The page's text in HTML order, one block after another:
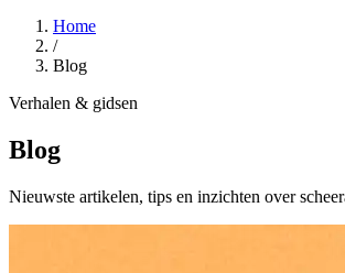
Home
/
Blog
Verhalen & gidsen
Blog
Nieuwste artikelen, tips en inzichten over